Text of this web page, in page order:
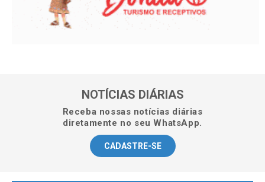
NOTÍCIAS DIÁRIAS
Receba nossas notícias diárias
diretamente no seu WhatsApp.
CADASTRE-SE